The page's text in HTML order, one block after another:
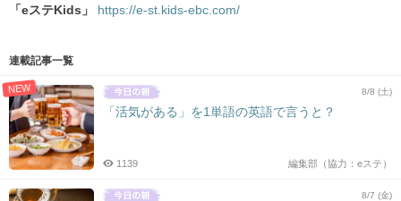
「eステKids」
https://e-st.kids-ebc.com/
連載記事一覧
NEW 8/8 (土)
「活気がある」を1単語の英語で言うと？
編集部（協力：eステ）
1139
8/7 (金)